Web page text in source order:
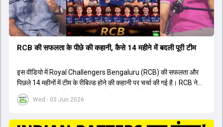
Wed - 03 Jun 2026
RCB की सफलता के पीछे की कहानी, कैसे 14 महीने में बदली पूरी टीम
इस वीडियो में Royal Challengers Bengaluru (RCB) की सफलता और
पिछले 14 महीनों में टीम के रीबिल्ड होने की कहानी पर चर्चा की गई है। RCB ने
अपनी पुरानी गलतियों को स्वीकार करते हुए एक नया रिसेट बटन दबाया। टीम
मैनेजमेंट में Mo Bobat, Andy Flower, Dinesh Karthik और एनालिस्ट
के तहत Bhuvneshwar Kumar, Krunal Pandya और Rasikh Salam